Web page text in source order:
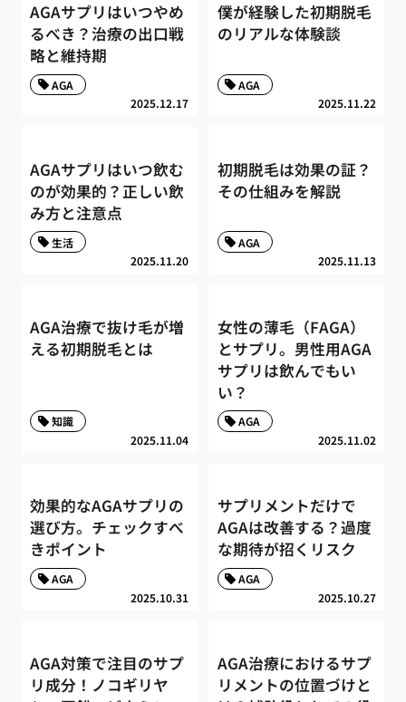
AGAサプリはいつやめ
るべき？治療の出口戦
略と維持期
2025.12.17
AGA
僕が経験した初期脱毛
のリアルな体験談
2025.11.22
AGA
AGAサプリはいつ飲む
のが効果的？正しい飲
み方と注意点
2025.11.20
生活
初期脱毛は効果の証？
その仕組みを解説
2025.11.13
AGA
AGA治療で抜け毛が増
える初期脱毛とは
2025.11.04
知識
女性の薄毛（FAGA）
とサプリ。男性用AGA
サプリは飲んでもい
い？
2025.11.02
AGA
効果的なAGAサプリの
選び方。チェックすべ
きポイント
2025.10.31
AGA
サプリメントだけで
AGAは改善する？過度
な期待が招くリスク
2025.10.27
AGA
AGA対策で注目のサプ
リ成分！ノコギリヤ
AGA治療におけるサプ
リメントの位置づけと